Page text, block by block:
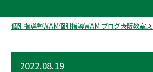
個別指導塾WAM個別指導WAM ブログ大阪教室
2022.08.19